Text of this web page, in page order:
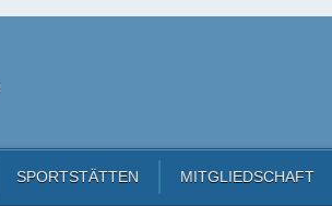
SPORTSTÄTTEN MITGLIEDSCHAFT